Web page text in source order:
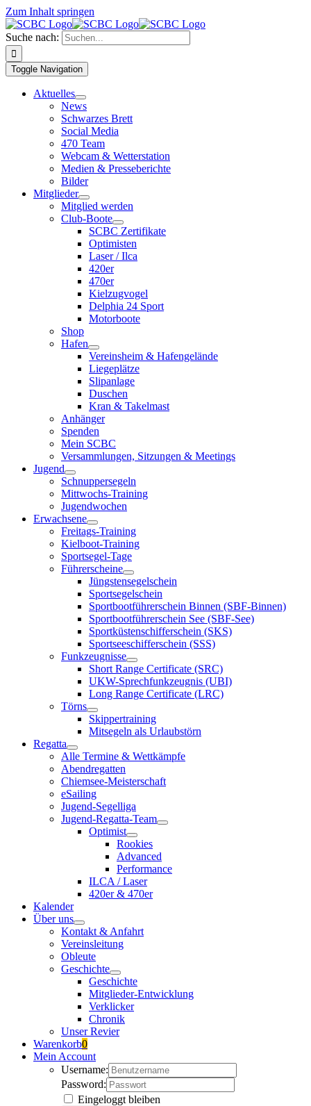
Zum Inhalt springen
Suche nach:
Toggle Navigation
Aktuelles
News
Schwarzes Brett
Social Media
470 Team
Webcam & Wetterstation
Medien & Presseberichte
Bilder
Mitglieder
Mitglied werden
Club-Boote
SCBC Zertifikate
Optimisten
Laser / Ilca
420er
470er
Kielzugvogel
Delphia 24 Sport
Motorboote
Shop
Hafen
Vereinsheim & Hafengelände
Liegeplätze
Slipanlage
Duschen
Kran & Takelmast
Anhänger
Spenden
Mein SCBC
Versammlungen, Sitzungen & Meetings
Jugend
Schnuppersegeln
Mittwochs-Training
Jugendwochen
Erwachsene
Freitags-Training
Kielboot-Training
Sportsegel-Tage
Führerscheine
Jüngstensegelschein
Sportsegelschein
Sportbootführerschein Binnen (SBF-Binnen)
Sportbootführerschein See (SBF-See)
Sportküstenschifferschein (SKS)
Sportseeschifferschein (SSS)
Funkzeugnisse
Short Range Certificate (SRC)
UKW-Sprechfunkzeugnis (UBI)
Long Range Certificate (LRC)
Törns
Skippertraining
Mitsegeln als Urlaubstörn
Regatta
Alle Termine & Wettkämpfe
Abendregatten
Chiemsee-Meisterschaft
eSailing
Jugend-Segelliga
Jugend-Regatta-Team
Optimist
Rookies
Advanced
Performance
ILCA / Laser
420er & 470er
Kalender
Über uns
Kontakt & Anfahrt
Vereinsleitung
Obleute
Geschichte
Geschichte
Mitglieder-Entwicklung
Verklicker
Chronik
Unser Revier
Warenkorb0
Mein Account
Username:
Password:
Eingeloggt bleiben